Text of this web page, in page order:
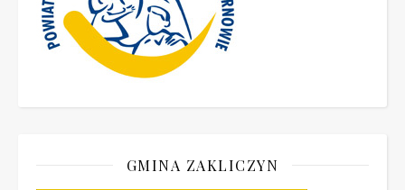
GMINA ZAKLICZYN